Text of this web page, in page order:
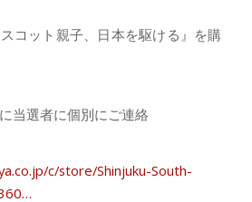
コット親子、日本を駆ける』を購
当選者に個別にご連絡
c/store/Shinjuku-South-